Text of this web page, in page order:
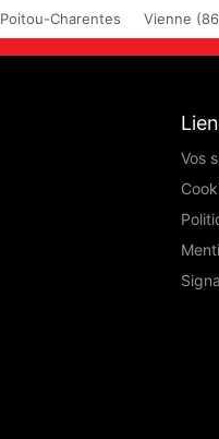
Poitou-Charentes Vienne
Vos